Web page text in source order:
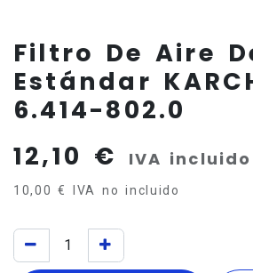
Filtro De Aire
Estándar
6.414-802.0
12,10 € IVA incluido
10,00 € IVA no incluido